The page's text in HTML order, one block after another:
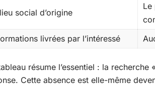
social d’origine
Le
livrées par l’intéressé
résume l’essentiel : la
Cette absence est elle-même